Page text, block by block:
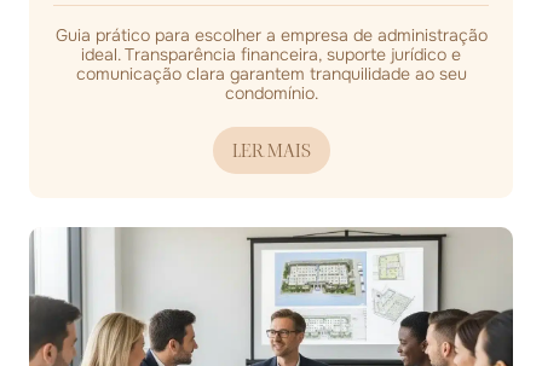
Guia prático para escolher a empresa de administração
ideal. Transparência financeira, suporte jurídico e
comunicação clara garantem tranquilidade ao seu
condomínio.
LER MAIS